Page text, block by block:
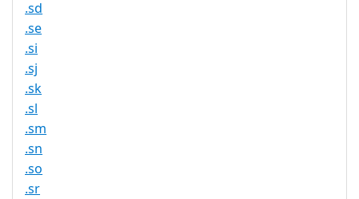
.sd
.se
.si
.sj
.sk
.sl
.sm
.sn
.so
.sr